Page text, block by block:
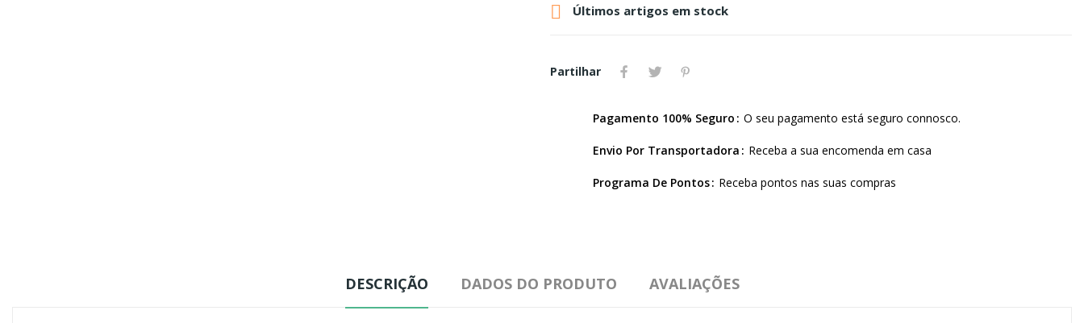
 Últimos artigos em stock
Partilhar
Pagamento 100% Seguro O seu pagamento está seguro connosco.
Envio Por Transportadora Receba a sua encomenda em casa
Programa De Pontos Receba pontos nas suas compras
DESCRIÇÃO DADOS DO PRODUTO AVALIAÇÕES